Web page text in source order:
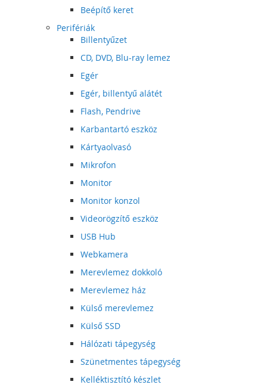
Beépítő keret
Perifériák
Billentyűzet
CD, DVD, Blu-ray lemez
Egér
Egér, billentyű alátét
Flash, Pendrive
Karbantartó eszköz
Kártyaolvasó
Mikrofon
Monitor
Monitor konzol
Videorögzítő eszköz
USB Hub
Webkamera
Merevlemez dokkoló
Merevlemez ház
Külső merevlemez
Külső SSD
Hálózati tápegység
Szünetmentes tápegység
Kelléktisztító készlet